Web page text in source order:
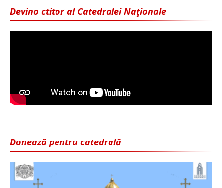
Devino ctitor al Catedralei Naţionale
Donează pentru catedrală